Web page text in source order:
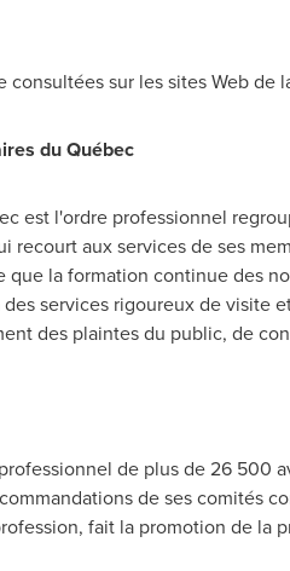
sur les sites Web de
du Québec
est l'ordre professionnel
recourt aux services de ses
que la formation continue des
services rigoureux de
des plaintes du public, de
de plus de 26 500
de ses comités
fait la promotion de la